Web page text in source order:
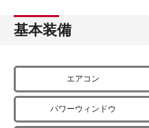
基本装備
エアコン
パワーウィンドウ